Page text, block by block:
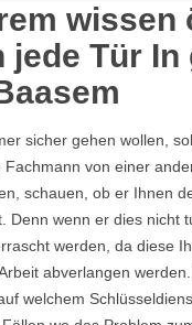
wissen
jede Tür In
sicher gehen wollen,
Fachmann von einer
schauen, ob er Ihnen
Denn wenn er dies nicht
werden, da diese
abverlangen
welchem